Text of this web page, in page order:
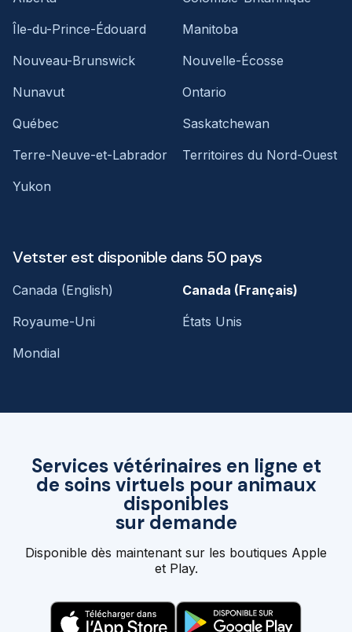
Services vétérinaires en ligne et
de soins virtuels pour animaux
disponibles
sur demande
Disponible dès maintenant sur les boutiques Apple
et Play.
Île-du-Prince-Édouard
Manitoba
Nouveau-Brunswick
Nouvelle-Écosse
Nunavut
Ontario
Québec
Saskatchewan
Terre-Neuve-et-Labrador
Territoires du Nord-Ouest
Yukon
Vetster est disponible dans 50 pays
Canada (English)
Canada (Français)
Royaume-Uni
États Unis
Mondial